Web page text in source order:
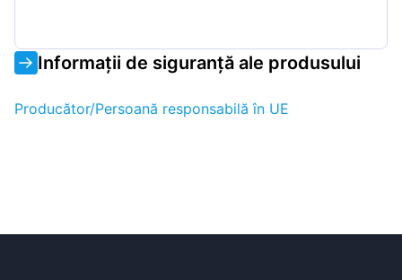
Informații de siguranță ale produsului
Producător/Persoană responsabilă în UE